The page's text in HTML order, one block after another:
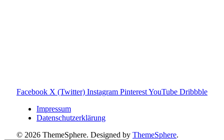
Facebook X (Twitter) Instagram PinterestYouTube Dribbble
Impressum
Datenschutzerklärung
© 2026 ThemeSphere. Designed by ThemeSphere.